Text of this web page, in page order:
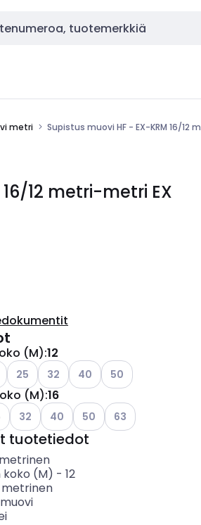
metri Supistus muovi HF - EX-KRM 16/12
12 metri-metri EX
(M):12
olevat vaihtoehdot
käytettävissä olevat vaihtoehdot
Katso käytettävissä olevat vaihtoehdot
25 Katso käytettävissä olevat
32 Katso käytettävissä olevat
40 Katso käytettävissä
50
(M):16
Katso käytettävissä olevat vaihtoehdot
32 Katso käytettävissä olevat
40 Katso käytettävissä
50 Katso
63
tuotetiedot
metrinen
koko (M) - 12
metrinen
muovi